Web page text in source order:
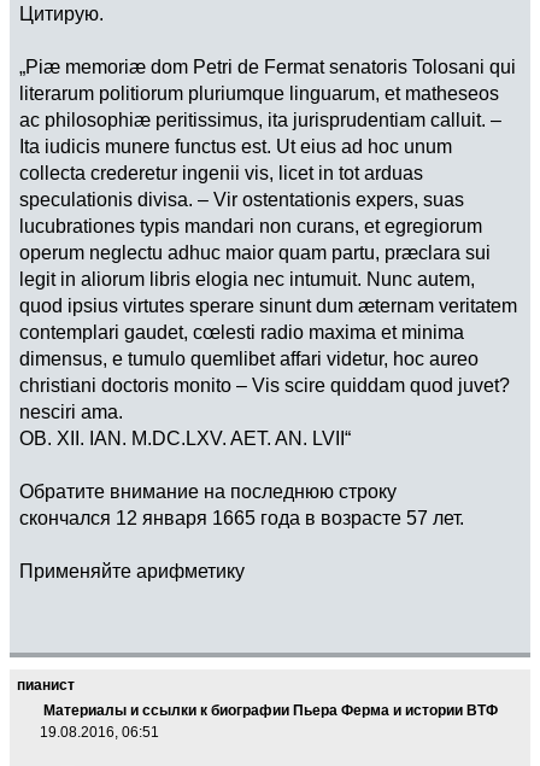
Цитирую.
„Piæ memoriæ dom Petri de Fermat senatoris Tolosani qui
literarum politiorum pluriumque linguarum, et matheseos
ac philosophiæ peritissimus, ita jurisprudentiam calluit. –
Ita iudicis munere functus est. Ut eius ad hoc unum
collecta crederetur ingenii vis, licet in tot arduas
speculationis divisa. – Vir ostentationis expers, suas
lucubrationes typis mandari non curans, et egregiorum
operum neglectu adhuc maior quam partu, præclara sui
legit in aliorum libris elogia nec intumuit. Nunc autem,
quod ipsius virtutes sperare sinunt dum æternam veritatem
contemplari gaudet, cœlesti radio maxima et minima
dimensus, e tumulo quemlibet affari videtur, hoc aureo
christiani doctoris monito – Vis scire quiddam quod juvet?
nesciri ama.
OB. XII. IAN. M.DC.LXV. AET. AN. LVII“
Обратите внимание на последнюю строку
скончался 12 января 1665 года в возрасте 57 лет.
Применяйте арифметику
пианист
Материалы и ссылки к биографии Пьера Ферма и истории ВТФ
19.08.2016, 06:51